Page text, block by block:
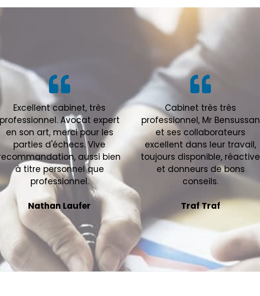
Excellent cabinet, très
professionnel. Avocat expert
en son art, merci pour les
parties d'échecs. Vive
aussi bien
à titre personnel que
professionnel.
Nathan Laufer
Cabinet très très
professionnel, Mr Bensussan
et ses collaborateurs
excellent dans leur travail,
toujours disponible, réactive
et donneurs de bons
conseils.
Traf Traf